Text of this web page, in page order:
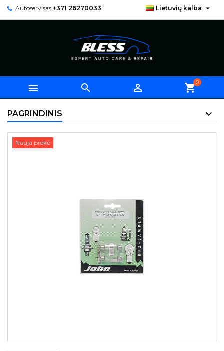
Autoservisas +371 26270033 Lietuvių kalba 
   shopping_cart0
PAGRINDINIS
Nauja prekė